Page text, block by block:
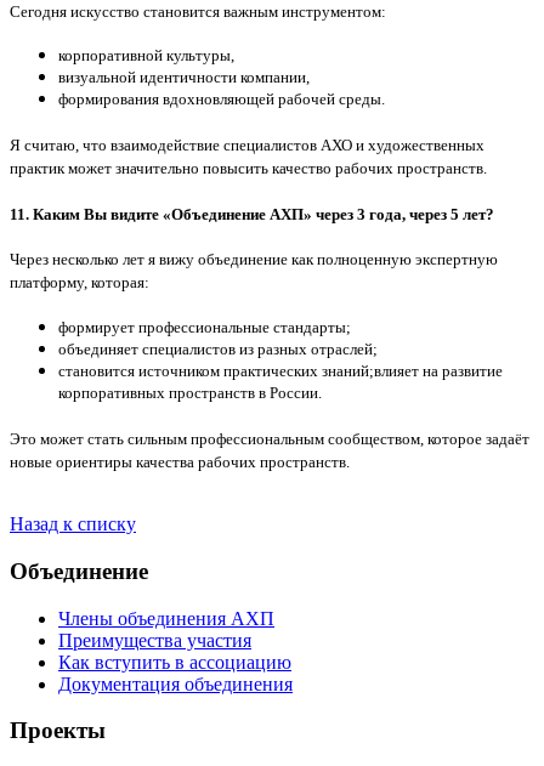
Сегодня искусство становится важным инструментом:
корпоративной культуры,
визуальной идентичности компании,
формирования вдохновляющей рабочей среды.
Я считаю, что взаимодействие специалистов АХО и художественных
практик может значительно повысить качество рабочих пространств.
11. Каким Вы видите «Объединение АХП» через 3 года, через 5 лет?
Через несколько лет я вижу объединение как полноценную экспертную
платформу, которая:
формирует профессиональные стандарты;
объединяет специалистов из разных отраслей;
становится источником практических знаний;влияет на развитие
корпоративных пространств в России.
Это может стать сильным профессиональным сообществом, которое задаёт
новые ориентиры качества рабочих пространств.
Назад к списку
Объединение
Члены объединения АХП
Преимущества участия
Как вступить в ассоциацию
Документация объединения
Проекты